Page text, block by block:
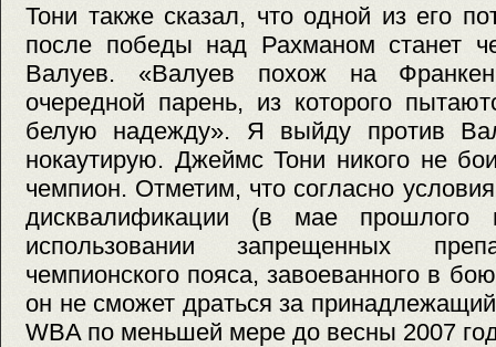
Тони также сказал, что одной из его
после победы над Рахманом станет
Валуев. «Валуев похож на
очередной парень, из которого
белую надежду». Я выйду против
нокаутирую. Джеймс Тони никого не
чемпион. Отметим, что согласно
дисквалификации (в мае прошлого
использовании запрещенных
чемпионского пояса, завоеванного в
он не сможет драться за
WBA по меньшей мере до весны 2007